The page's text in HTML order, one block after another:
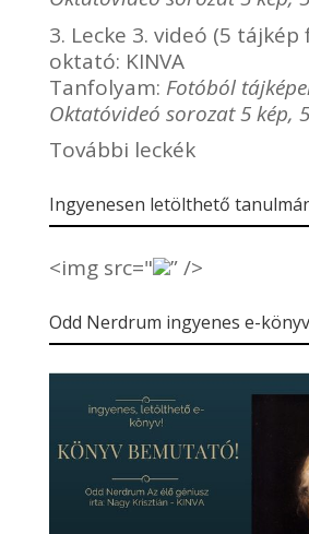
3. Lecke 3. videó (5
oktató: KINVA
Tanfolyam: Fotóból
Oktatóvideó sorozat 5 kép,
További leckék
Ingyenesen letölthető
<img src=" ” />
Odd Nerdrum ingyenes e-